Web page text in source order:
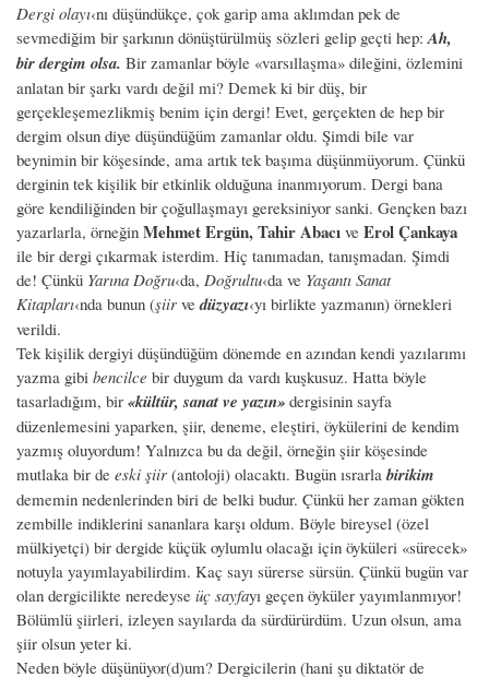
Dergi olayı‹nı düşündükçe, çok garip ama aklımdan pek de
sevmediğim bir şarkının dönüştürülmüş sözleri gelip geçti hep: Ah,
bir dergim olsa. Bir zamanlar böyle «varsıllaşma» dileğini, özlemini
anlatan bir şarkı vardı değil mi? Demek ki bir düş, bir
gerçekleşemezlikmiş benim için dergi! Evet, gerçekten de hep bir
dergim olsun diye düşündüğüm zamanlar oldu. Şimdi bile var
beynimin bir köşesinde, ama artık tek başıma düşünmüyorum. Çünkü
derginin tek kişilik bir etkinlik olduğuna inanmıyorum. Dergi bana
göre kendiliğinden bir çoğullaşmayı gereksiniyor sanki. Gençken bazı
yazarlarla, örneğin Mehmet Ergün, Tahir Abacı ve Erol Çankaya
ile bir dergi çıkarmak isterdim. Hiç tanımadan, tanışmadan. Şimdi
de! Çünkü Yarına Doğru‹da, Doğrultu‹da ve Yaşantı Sanat
Kitapları‹nda bunun (şiir vedüzyazı‹yı birlikte yazmanın) örnekleri
verildi.
Tek kişilik dergiyi düşündüğüm dönemde en azından kendi yazılarımı
yazma gibi bencilce bir duygum da vardı kuşkusuz. Hatta böyle
tasarladığım, bir «kültür, sanat ve yazın» dergisinin sayfa
düzenlemesini yaparken, şiir, deneme, eleştiri, öykülerini de kendim
yazmış oluyordum! Yalnızca bu da değil, örneğin şiir köşesinde
mutlaka bir de eski şiir (antoloji) olacaktı. Bugün ısrarla birikim
dememin nedenlerinden biri de belki budur. Çünkü her zaman gökten
zembille indiklerini sananlara karşı oldum. Böyle bireysel (özel
mülkiyetçi) bir dergide küçük oylumlu olacağı için öyküleri «sürecek»
notuyla yayımlayabilirdim. Kaç sayı sürerse sürsün. Çünkü bugün var
olan dergicilikte neredeyse üç sayfayı geçen öyküler yayımlanmıyor!
Bölümlü şiirleri, izleyen sayılarda da sürdürürdüm. Uzun olsun, ama
şiir olsun yeter ki.
Neden böyle düşünüyor(d)um? Dergicilerin (hani şu diktatör de